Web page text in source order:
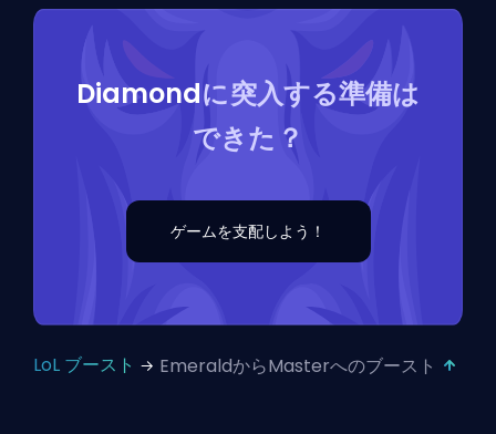
Diamondに突入する準備は
できた？
ゲームを支配しよう！
LoL ブースト EmeraldからMasterへのブースト